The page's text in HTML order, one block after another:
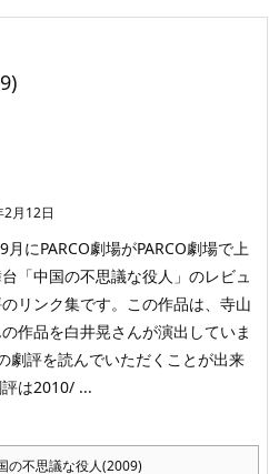
月12日
月にPARCO劇場がPARCO劇場で上
「中国の不思議な役人」のレビュ
リンク集です。この作品は、寺山
作品を白井晃さんが演出していま
劇評を読んでいただくことが出来
は2010/ ...
の不思議な役人(2009)